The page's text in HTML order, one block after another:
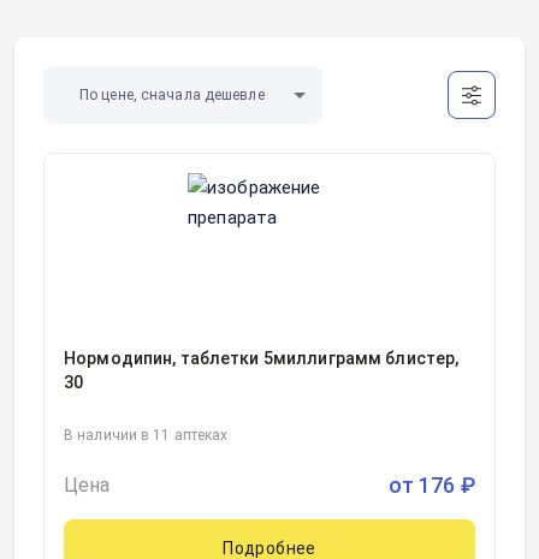
По цене, сначала дешевле
Нормодипин, таблетки 5миллиграмм блистер,
30
В наличии в 11 аптеках
Цена от 176 ₽
Подробнее